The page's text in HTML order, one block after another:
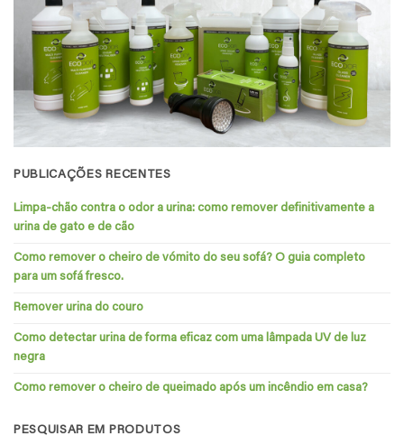
PUBLICAÇÕES RECENTES
Limpa-chão contra o odor a urina: como remover definitivamente a
urina de gato e de cão
Como remover o cheiro de vómito do seu sofá? O guia completo
para um sofá fresco.
Remover urina do couro
Como detectar urina de forma eficaz com uma lâmpada UV de luz
negra
Como remover o cheiro de queimado após um incêndio em casa?
PESQUISAR EM PRODUTOS